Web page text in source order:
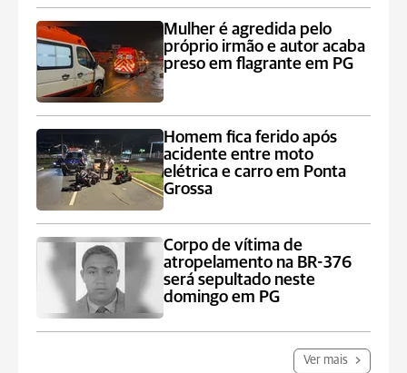
Mulher é agredida pelo
próprio irmão e autor acaba
preso em flagrante em PG
Homem fica ferido após
acidente entre moto
elétrica e carro em Ponta
Grossa
Corpo de vítima de
atropelamento na BR-376
será sepultado neste
domingo em PG
Ver mais